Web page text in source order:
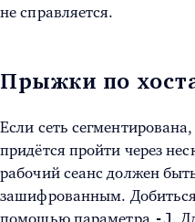
не справляется.
Прыжки по
Если сеть
придётся пройти через
рабочий сеанс должен
зашифрованным. Добиться